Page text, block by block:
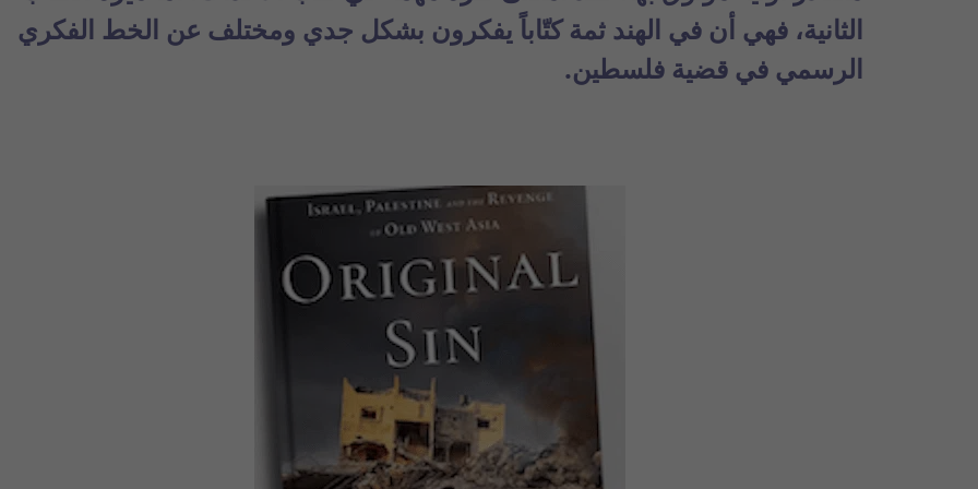
الثانية، فهي أن في الهند ثمة كتّاباً يفكرون بشكل جدي ومختلف عن الخط الفكري
الرسمي في قضية فلسطين.